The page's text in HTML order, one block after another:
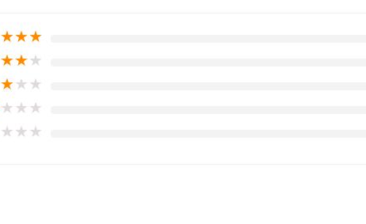
★★★
★★★
★★★
★★★
★★★